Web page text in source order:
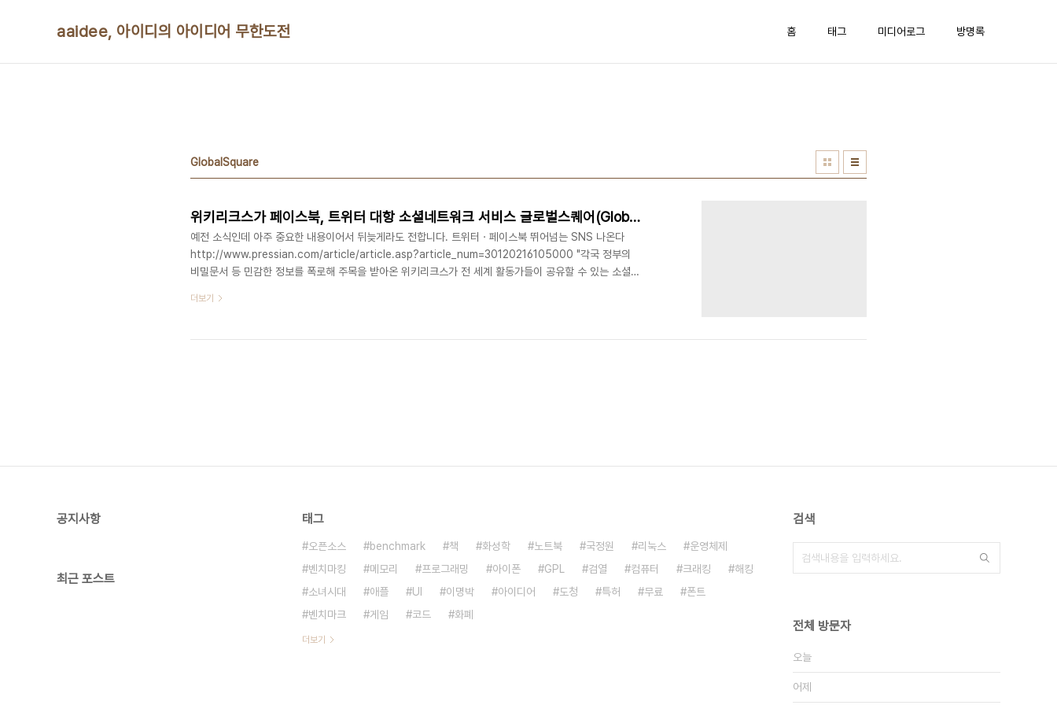
aaidee, 아이디의 아이디어 무한도전 홈 태그 미디어로그 방명록
GlobalSquare
위키리크스가 페이스북, 트위터 대항 소셜네트워크 서비스 글로벌스퀘어(GlobalSquare) 만든다
예전 소식인데 아주 중요한 내용이어서 뒤늦게라도 전합니다. 트위터ㆍ페이스북 뛰어넘는 SNS 나온다
http://www.pressian.com/article/article.asp?article_num=30120216105000 "각국 정부의
비밀문서 등 민감한 정보를 폭로해 주목을 받아온 위키리크스가 전 세계 활동가들이 공유할 수 있는 소셜네
크스의 반격인 셈이다. 위키리크스에 대한 소식을 전하는 웹사이트 'WL 센트럴'(http://wlcentral.org)
밝혔다. 3월에 첫 버전을 선보이고,..
더보기
공지사항
최근 포스트
태그
오픈소스 benchmark 책 화성학 노트북 국정원 리눅스
운영체제
벤치마킹
메모리 프로그래밍 아이폰 GPL 검열 컴퓨터 크래킹
해킹
소녀시대
애플 UI 이명박 아이디어 도청 특허 무료
폰트
벤치마크
게임 코드 화폐
더보기
검색
전체 방문자
오늘
어제